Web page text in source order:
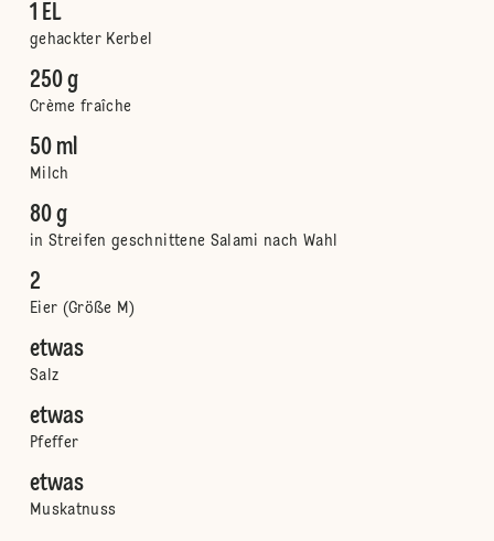
1 EL
gehackter Kerbel
250 g
Crème fraîche
50 ml
Milch
80 g
in Streifen geschnittene Salami nach Wahl
2
Eier (Größe M)
etwas
Salz
etwas
Pfeffer
etwas
Muskatnuss